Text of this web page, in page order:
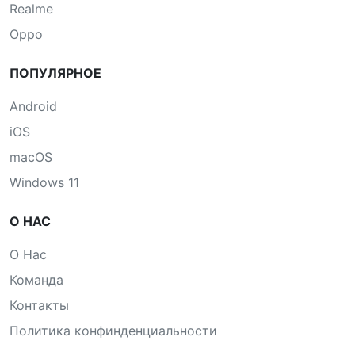
Realme
Oppo
ПОПУЛЯРНОЕ
Android
iOS
macOS
Windows 11
О НАС
О Нас
Команда
Контакты
Политика конфинденциальности